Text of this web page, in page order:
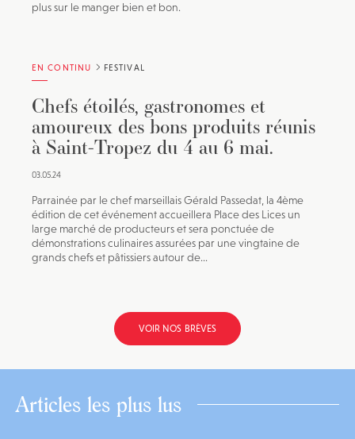
plus sur le manger bien et bon.
EN CONTINU FESTIVAL
Chefs étoilés, gastronomes et
amoureux des bons produits réunis
à Saint-Tropez du 4 au 6 mai.
03.05.24
Parrainée par le chef marseillais Gérald Passedat, la 4ème
édition de cet événement accueillera Place des Lices un
large marché de producteurs et sera ponctuée de
démonstrations culinaires assurées par une vingtaine de
grands chefs et pâtissiers autour de...
VOIR NOS BRÈVES
Articles les plus lus